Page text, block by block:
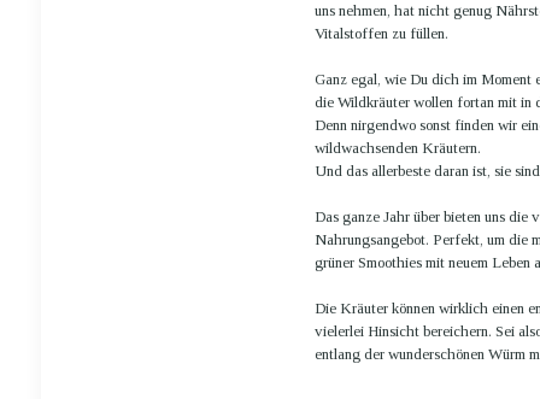
uns nehmen, hat nicht genug
Vitalstoffen zu füllen.
Ganz egal, wie Du dich im Moment
die Wildkräuter wollen fortan mit in
Denn nirgendwo sonst finden wir
wildwachsenden Kräutern.
Und das allerbeste daran ist, sie
Das ganze Jahr über bieten uns
Nahrungsangebot. Perfekt, um die
grüner Smoothies mit neuem Leben
Die Kräuter können wirklich einen
vielerlei Hinsicht bereichern. Sei
entlang der wunderschönen Würm